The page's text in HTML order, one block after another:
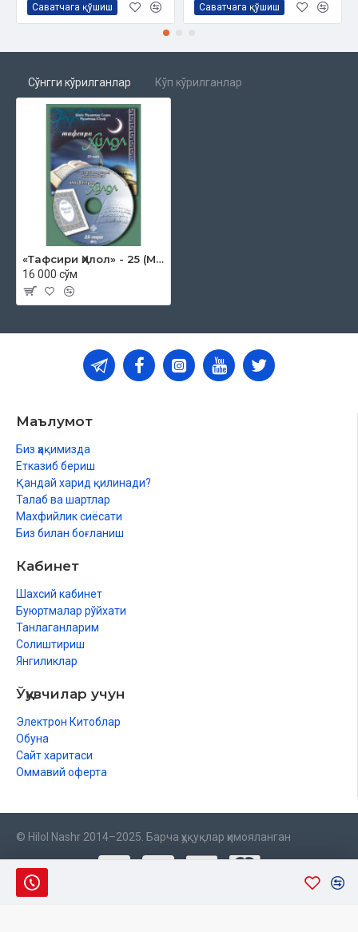
Саватчага қўшиш Саватчага қўшиш
Сўнгги кўрилганлар Кўп кўрилганлар
«Тафсири Ҳилол» - 25 (Мp-3)
16 000 сўм
Маълумот
Биз ҳақимизда
Етказиб бериш
Қандай харид қилинади?
Талаб ва шартлар
Махфийлик сиёсати
Биз билан боғланиш
Кабинет
Шахсий кабинет
Буюртмалар рўйхати
Танлаганларим
Солиштириш
Янгиликлар
Ўқувчилар учун
Электрон Китоблар
Обуна
Сайт харитаси
Оммавий оферта
© Hilol Nashr 2014–2025. Барча ҳуқуқлар ҳимояланган